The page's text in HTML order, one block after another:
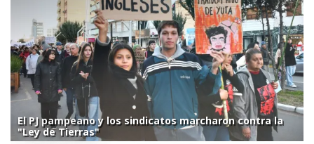
El PJ pampeano y los sindicatos marcharon contra la
"Ley de Tierras"